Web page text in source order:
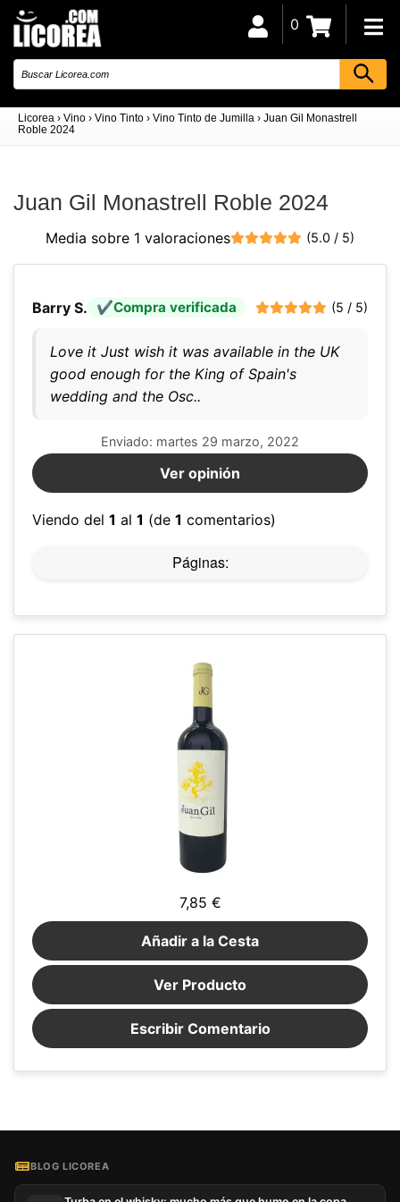
Licorea › Vino › Vino Tinto › Vino Tinto de Jumilla › Juan Gil Monastrell
Roble 2024
0
Juan Gil Monastrell Roble 2024
Media sobre 1 valoraciones (5.0 / 5)
Barry S. Compra verificada (5 / 5)
Love it Just wish it was available in the UK
good enough for the King of Spain's
wedding and the Osc..
Enviado: martes 29 marzo, 2022
Ver opinión
Viendo del 1 al 1 (de 1 comentarios)
Páginas:
7,85 €
Añadir a la Cesta
Ver Producto
Escribir Comentario
BLOG LICOREA